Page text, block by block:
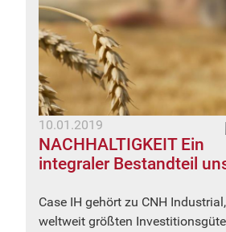
10.01.2019
NACHHALTIGKEIT Ein
integraler Bestandteil
Case IH gehört zu CNH
weltweit größten